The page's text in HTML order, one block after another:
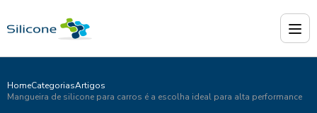
HomeCategoriasArtigos
Mangueira de silicone para carros é a escolha ideal para alta performance